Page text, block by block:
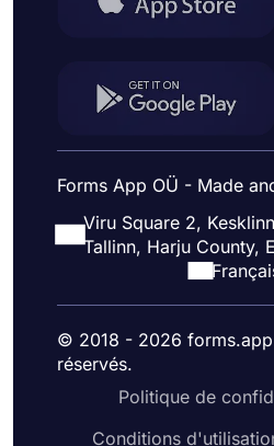
Forms App OÜ - Made
Viru Square 2,
Tallinn, Harju County,
© 2018 - 2026
réservés.
Politique de
Conditions